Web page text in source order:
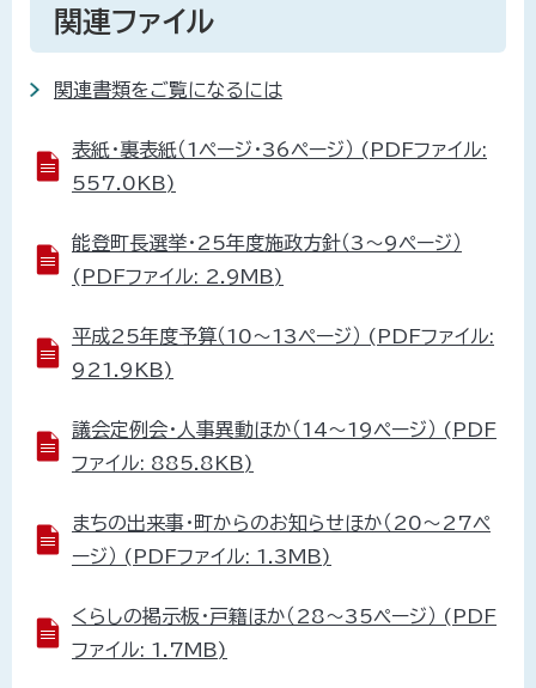
関連ファイル
関連書類をご覧になるには
表紙・裏表紙（1ページ・36ページ） (PDFファイル:
557.0KB)
能登町長選挙・25年度施政方針（3～9ページ）
(PDFファイル: 2.9MB)
平成25年度予算（10～13ページ） (PDFファイル:
921.9KB)
議会定例会・人事異動ほか（14～19ページ） (PDF
ファイル: 885.8KB)
まちの出来事・町からのお知らせほか（20～27ペ
ージ） (PDFファイル: 1.3MB)
くらしの掲示板・戸籍ほか（28～35ページ） (PDF
ファイル: 1.7MB)